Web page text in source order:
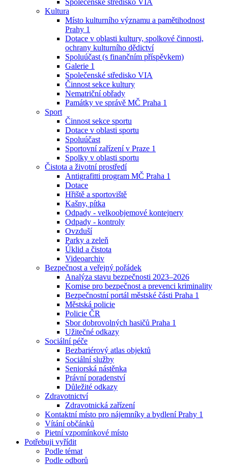
Kultura
Místo kulturního významu a pamětihodnost
Prahy 1
Dotace v oblasti kultury, spolkové činnosti,
ochrany kulturního dědictví
Spoluúčast (s finančním příspěvkem)
Galerie 1
Společenské středisko VIA
Činnost sekce kultury
Nematriční obřady
Památky ve správě MČ Praha 1
Sport
Činnost sekce sportu
Dotace v oblasti sportu
Spoluúčast
Sportovní zařízení v Praze 1
Spolky v oblasti sportu
Čistota a životní prostředí
Antigrafitti program MČ Praha 1
Dotace
Hřiště a sportoviště
Kašny, pítka
Odpady - velkoobjemové kontejnery
Odpady - kontroly
Ovzduší
Parky a zeleň
Úklid a čistota
Videoarchiv
Bezpečnost a veřejný pořádek
Analýza stavu bezpečnosti 2023–2026
Komise pro bezpečnost a prevenci kriminality
Bezpečnostní portál městské části Praha 1
Městská policie
Policie ČR
Sbor dobrovolných hasičů Praha 1
Užitečné odkazy
Sociální péče
Bezbariérový atlas objektů
Sociální služby
Seniorská nástěnka
Právní poradenství
Důležité odkazy
Zdravotnictví
Zdravotnická zařízení
Kontaktní místo pro nájemníky a bydlení Prahy 1
Vítání občánků
Pietní vzpomínkové místo
Potřebuji vyřídit
Podle témat
Podle odborů